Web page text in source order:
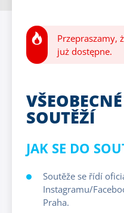
Przepraszamy,
już dostępne.
SOUTĚŽÍ
JAK SE DO
Soutěže se řídí
Instagramu/
Praha.